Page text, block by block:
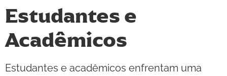
Estudantes e
Acadêmicos
Estudantes e acadêmicos enfrentam uma